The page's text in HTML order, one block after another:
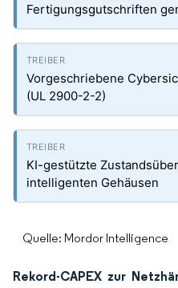
Fertigungsgutschriften
Vorgeschriebene
(UL 2900-2-2)
KI-gestützte
intelligenten Gehäusen
Quelle: Mordor Intelligence
Rekord-CAPEX zur